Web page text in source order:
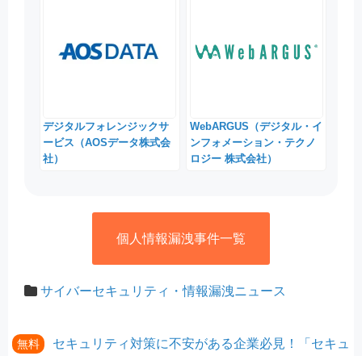
デジタルフォレンジックサ
ービス（AOSデータ株式会
社）
WebARGUS（デジタル・イ
ンフォメーション・テクノ
ロジー 株式会社）
個人情報漏洩事件一覧
サイバーセキュリティ・情報漏洩ニュース
無料
セキュリティ対策に不安がある企業必見！「セキュ